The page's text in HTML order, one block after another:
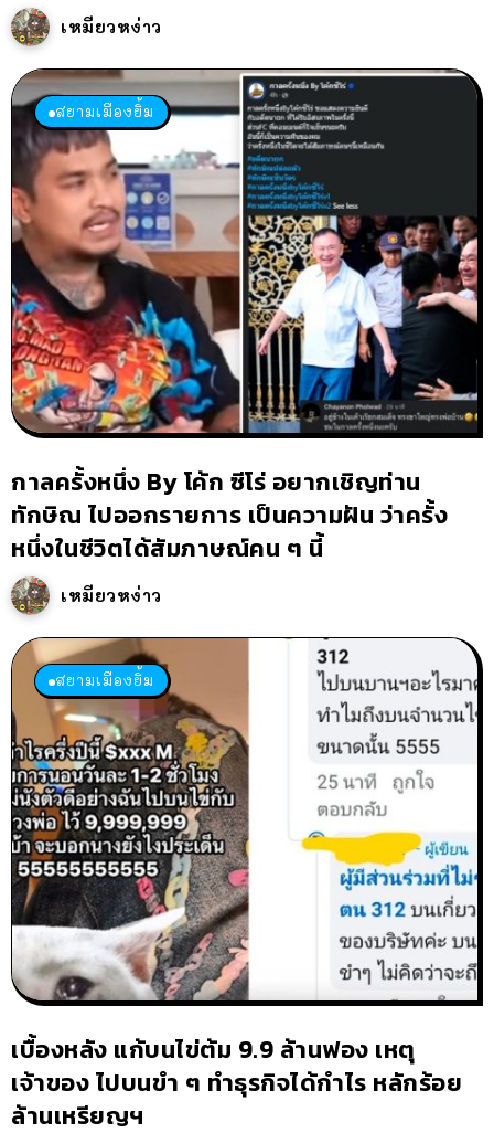
เหมียวหง่าว
สยามเมืองยิ้ม
กาลครั้งหนึ่ง By โค้ก ซีโร่ อยากเชิญท่าน
ทักษิณ ไปออกรายการ เป็นความฝัน ว่าครั้ง
หนึ่งในชีวิตได้สัมภาษณ์คน ๆ นี้
เหมียวหง่าว
สยามเมืองยิ้ม
เบื้องหลัง แก้บนไข่ต้ม 9.9 ล้านฟอง เหตุ
เจ้าของ ไปบนขำ ๆ ทำธุรกิจได้กำไร หลักร้อย
ล้านเหรียญฯ